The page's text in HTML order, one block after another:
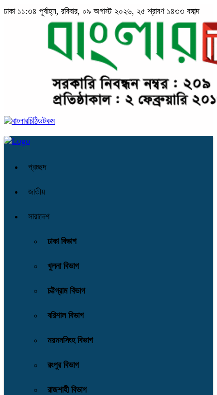
ঢাকা ১১:৩৪ পূর্বাহ্ন, রবিবার, ০৯ অগাস্ট ২০২৬, ২৫ শ্রাবণ ১৪৩৩ বঙ্গাব্দ
প্রচ্ছদ
জাতীয়
সারাদেশ
ঢাকা বিভাগ
খুলনা বিভাগ
চট্টগ্রাম বিভাগ
বরিশাল বিভাগ
ময়মনসিংহ বিভাগ
রংপুর বিভাগ
রাজশাহী বিভাগ